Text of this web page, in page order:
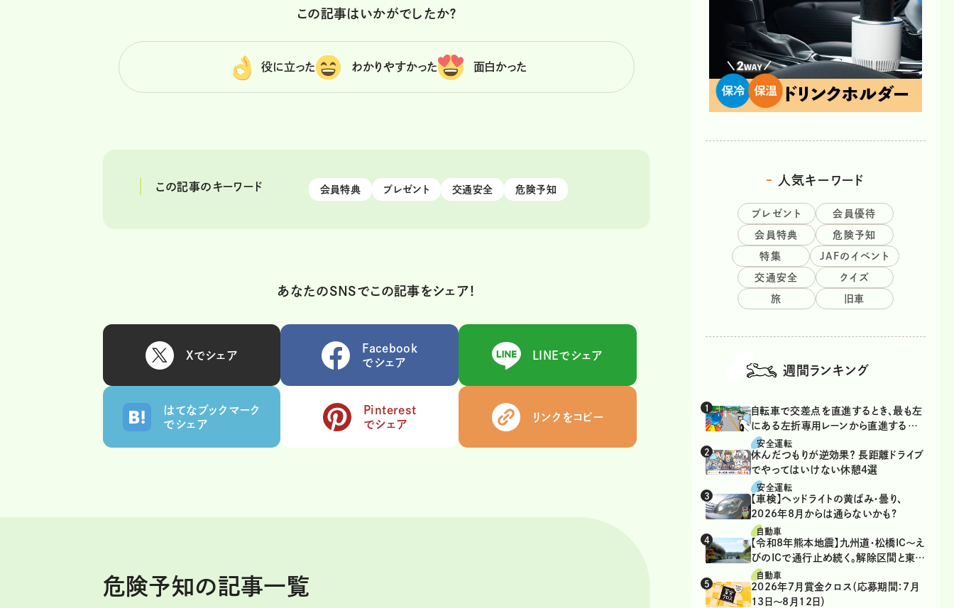
この記事はいかがでしたか？
役に立った わかりやすかった 面白かった
この記事のキーワード 会員特典 プレゼント 交通安全 危険予知
あなたのSNSでこの記事をシェア！
Xでシェア
Facebook
でシェア
LINEでシェア
はてなブックマーク
でシェア
Pinterest
でシェア
リンクをコピー
危険予知の記事一覧
人気キーワード
プレゼント 会員優待
会員特典 危険予知
特集 JAFのイベント
交通安全 クイズ
旅 旧車
週間ランキング
自転車で交差点を直進するとき、最も左
にある左折専用レーンから直進するの
は、違反？
安全運転
休んだつもりが逆効果？ 長距離ドライブ
でやってはいけない休憩4選
安全運転
【車検】ヘッドライトの黄ばみ・曇り、
2026年8月からは通らないかも?
自動車
【令和8年熊本地震】九州道・松橋IC～え
びのICで通行止め続く。解除区間と東九
州道の迂回ルート
自動車
2026年7月賞金クロス（応募期間：7月
13日～8月12日）